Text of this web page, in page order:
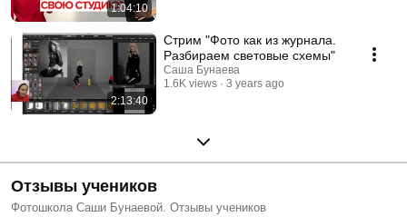
1:04:10
2:13:40
Стрим "Фото как из журнала.
Разбираем световые схемы"
Саша Бунаева
1.6K views
3 years ago
Отзывы учеников
Фотошкола Саши Бунаевой. Отзывы учеников